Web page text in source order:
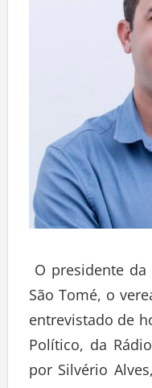
O presidente da
São Tomé, o
entrevistado de
Político, da
por Silvério